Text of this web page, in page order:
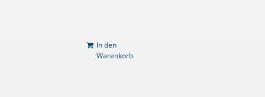
In den
Warenkorb